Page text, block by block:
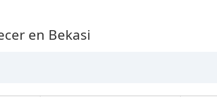
en Bekasi